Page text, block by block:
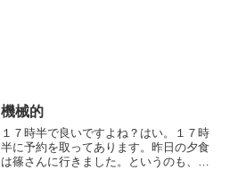
機械的
１７時半で良いですよね？はい。１７時
半に予約を取ってあります。昨日の夕食
は篠さんに行きました。というのも、患